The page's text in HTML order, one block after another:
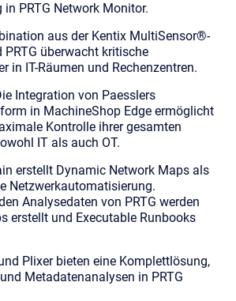
PRTG Network Monitor.
aus der Kentix MultiSensor®-
PRTG überwacht kritische
in IT-Räumen und Rechenzentren.
Integration von Paesslers
in MachineShop Edge ermöglicht
Kontrolle ihrer gesamten
IT als auch OT.
erstellt Dynamic Network Maps als
Netzwerkautomatisierung.
Analysedaten von PRTG werden
erstellt und Executable Runbooks
Plixer bieten eine Komplettlösung,
Metadatenanalysen in PRTG